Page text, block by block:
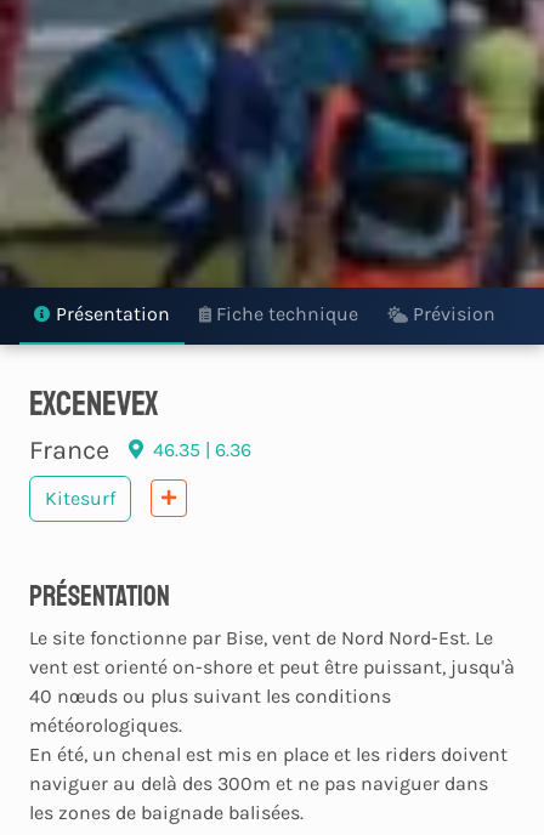
Présentation Fiche technique Prévision
Excenevex
France 46.35 | 6.36
Kitesurf
Présentation
Le site fonctionne par Bise, vent de Nord Nord-Est. Le
vent est orienté on-shore et peut être puissant, jusqu'à
40 nœuds ou plus suivant les conditions
météorologiques.
En été, un chenal est mis en place et les riders doivent
naviguer au delà des 300m et ne pas naviguer dans
les zones de baignade balisées.